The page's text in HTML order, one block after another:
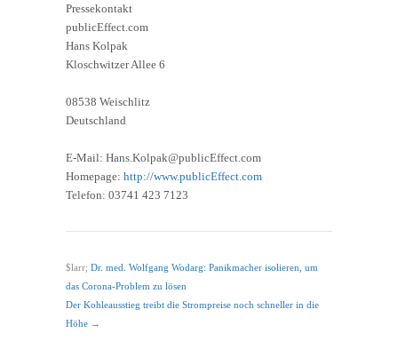
Pressekontakt
publicEffect.com
Hans Kolpak
Kloschwitzer Allee 6
08538 Weischlitz
Deutschland
E-Mail: Hans.Kolpak@publicEffect.com
Homepage: http://www.publicEffect.com
Telefon: 03741 423 7123
$larr; Dr. med. Wolfgang Wodarg: Panikmacher isolieren, um
das Corona-Problem zu lösen
Der Kohleausstieg treibt die Strompreise noch schneller in die
Höhe →